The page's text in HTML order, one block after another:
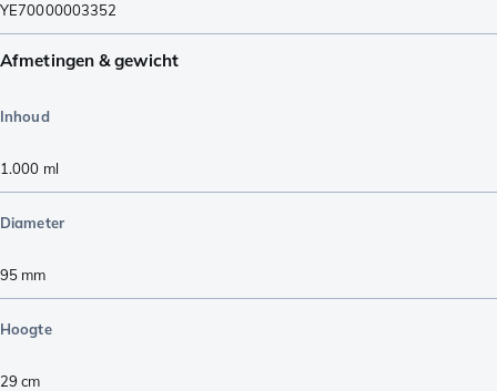
YE70000003352
Afmetingen & gewicht
Inhoud
1.000 ml
Diameter
95 mm
Hoogte
29 cm